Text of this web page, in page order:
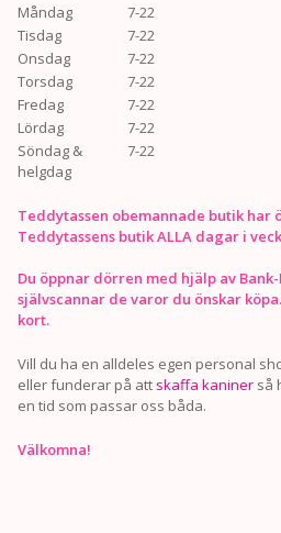
Måndag
7-22
Tisdag
7-22
Onsdag
7-22
Torsdag
7-22
Fredag
7-22
Lördag
7-22
Söndag &
helgdag
7-22
Teddytassen obemannade butik har
Teddytassens butik ALLA dagar i
Du öppnar dörren med hjälp av
självscannar de varor du önskar
kort.
Vill du ha en alldeles egen personal
eller funderar på att skaffa kaniner så
en tid som passar oss båda.
Välkomna!